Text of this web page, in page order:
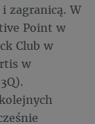
zagranicą. W
Point w
Club w
w